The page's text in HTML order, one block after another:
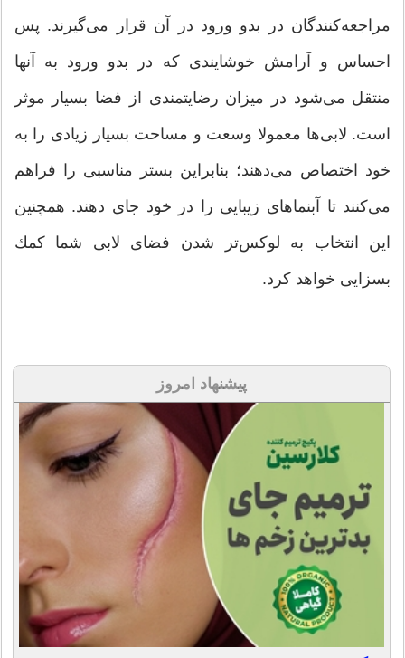
مراجعه‌كنندگان در بدو ورود در آن قرار می‌گیرند. پس
احساس و آرامش خوشایندی كه در بدو ورود به آنها
منتقل می‌شود در میزان رضایتمندی از فضا بسیار موثر
است. لابی‌ها معمولا وسعت و مساحت بسیار زیادی را به
خود اختصاص می‌دهند؛ بنابراین بستر مناسبی را فراهم
می‌كنند تا آبنما‌های زیبایی را در خود جای دهند. همچنین
این انتخاب به لوكس‌تر شدن فضای لابی شما كمك
بسزایی خواهد كرد.
پیشنهاد امروز